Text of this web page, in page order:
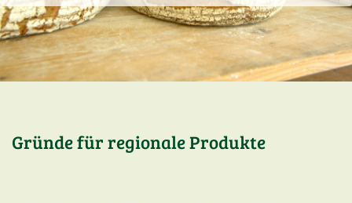
Gründe für regionale Produkte